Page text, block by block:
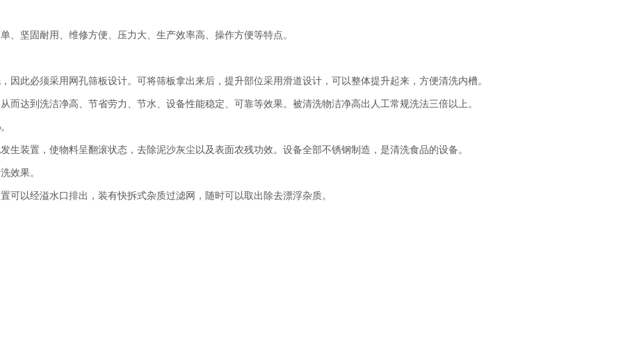
坚固耐用、维修方便、压力大、生产效率高、操作方便等特点。
因此必须采用网孔筛板设计。可将筛板拿出来后，提升部位采用滑道设计，可以整体提升起来，方便清洗内槽。
而达到洗洁净高、节省劳力、节水、设备性能稳定、可靠等效果。被清洗物洁净高出人工常规洗法三倍以上。
生装置，使物料呈翻滚状态，去除泥沙灰尘以及表面农残功效。设备全部不锈钢制造，是清洗食品的设备。
效果。
以经溢水口排出，装有快拆式杂质过滤网，随时可以取出除去漂浮杂质。